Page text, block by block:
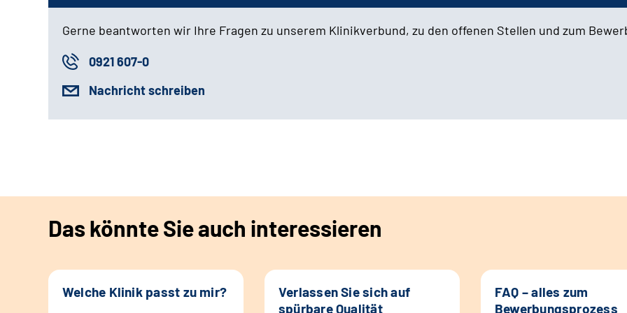
Gerne beantworten wir Ihre Fragen zu unserem Klinikverbund, zu den offenen Stellen und zum
0921 607-0
Nachricht schreiben
Das könnte Sie auch interessieren
Welche Klinik passt zu mir?
Verlassen Sie sich auf
spürbare Qualität
FAQ – alles zum
Bewerbungsprozess